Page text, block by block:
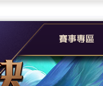
GCS 職業聯賽